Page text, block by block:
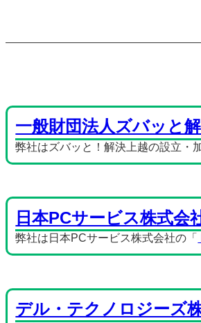
一般財団法人ズバッと
弊社はズバッと！解決上越の設立・
日本PCサービス株式会
弊社は日本PCサービス株式会社の「
デル・テクノロジーズ